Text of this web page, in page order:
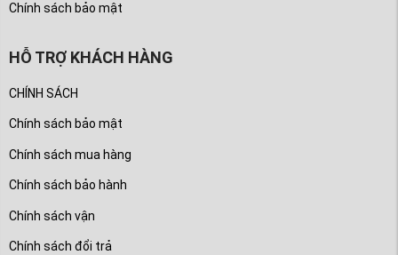
Chính sách bảo mật
HỖ TRỢ KHÁCH HÀNG
CHÍNH SÁCH
Chính sách bảo mật
Chính sách mua hàng
Chính sách bảo hành
Chính sách vận
Chính sách đổi trả